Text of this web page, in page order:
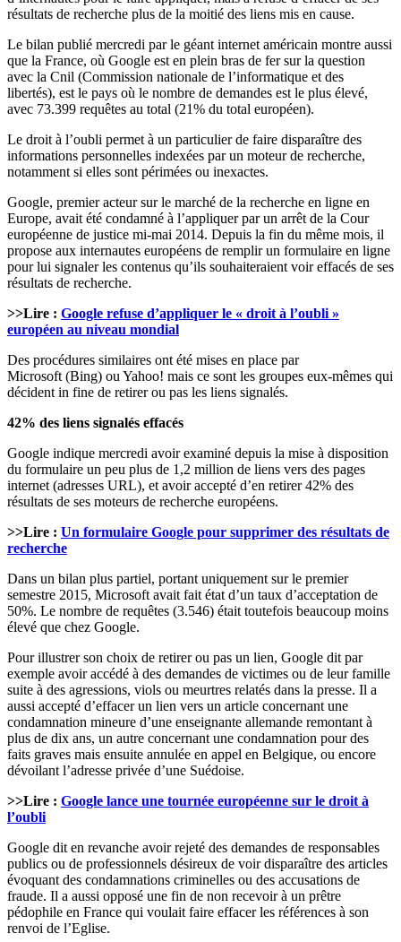
résultats de recherche plus de la moitié des liens mis en cause.
Le bilan publié mercredi par le géant internet américain montre aussi
que la France, où Google est en plein bras de fer sur la question
avec la Cnil (Commission nationale de l’informatique et des
libertés), est le pays où le nombre de demandes est le plus élevé,
avec 73.399 requêtes au total (21% du total européen).
Le droit à l’oubli permet à un particulier de faire disparaître des
informations personnelles indexées par un moteur de recherche,
notamment si elles sont périmées ou inexactes.
Google, premier acteur sur le marché de la recherche en ligne en
Europe, avait été condamné à l’appliquer par un arrêt de la Cour
européenne de justice mi-mai 2014. Depuis la fin du même mois, il
propose aux internautes européens de remplir un formulaire en ligne
pour lui signaler les contenus qu’ils souhaiteraient voir effacés de ses
résultats de recherche.
>>Lire : Google refuse d’appliquer le « droit à l’oubli »
européen au niveau mondial
Des procédures similaires ont été mises en place par
Microsoft (Bing) ou Yahoo! mais ce sont les groupes eux-mêmes qui
décident in fine de retirer ou pas les liens signalés.
42% des liens signalés effacés
Google indique mercredi avoir examiné depuis la mise à disposition
du formulaire un peu plus de 1,2 million de liens vers des pages
internet (adresses URL), et avoir accepté d’en retirer 42% des
résultats de ses moteurs de recherche européens.
>>Lire : Un formulaire Google pour supprimer des résultats de
recherche
Dans un bilan plus partiel, portant uniquement sur le premier
semestre 2015, Microsoft avait fait état d’un taux d’acceptation de
50%. Le nombre de requêtes (3.546) était toutefois beaucoup moins
élevé que chez Google.
Pour illustrer son choix de retirer ou pas un lien, Google dit par
exemple avoir accédé à des demandes de victimes ou de leur famille
suite à des agressions, viols ou meurtres relatés dans la presse. Il a
aussi accepté d’effacer un lien vers un article concernant une
condamnation mineure d’une enseignante allemande remontant à
plus de dix ans, un autre concernant une condamnation pour des
faits graves mais ensuite annulée en appel en Belgique, ou encore
dévoilant l’adresse privée d’une Suédoise.
>>Lire : Google lance une tournée européenne sur le droit à
l’oubli
Google dit en revanche avoir rejeté des demandes de responsables
publics ou de professionnels désireux de voir disparaître des articles
évoquant des condamnations criminelles ou des accusations de
fraude. Il a aussi opposé une fin de non recevoir à un prêtre
pédophile en France qui voulait faire effacer les références à son
renvoi de l’Eglise.